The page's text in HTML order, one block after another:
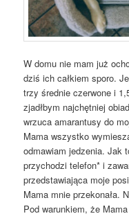
W domu nie mam już
dziś ich całkiem sporo.
trzy średnie czerwone i
zjadłbym najchętniej
wrzuca amarantusy do
Mama wszystko
odmawiam jedzenia. Jak
przychodzi telefon* i
przedstawiająca moje
Mama mnie przekonała.
Pod warunkiem, że